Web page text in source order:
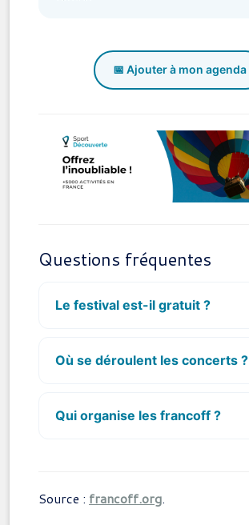
📅 Ajouter à mon agenda
Questions fréquentes
Le festival est-il gratuit ?
Où se déroulent les concerts ?
Qui organise les francoff ?
Source : francoff.org.